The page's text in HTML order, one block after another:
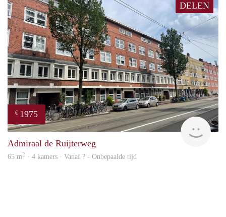
DELEN
€ 1975
Admiraal de Ruijterweg
65 m2 · 4 kamers · Vanaf ? - Onbepaalde tijd